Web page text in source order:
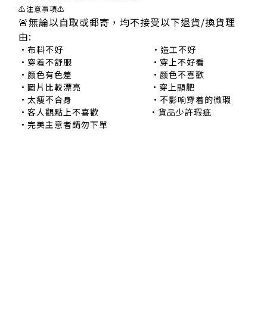
⚠注意事項⚠
🚨無論以自取或郵寄，均不接受以下退貨/換貨理
由:
•布料不好 •造工不好
•穿着不舒服 •穿上不好看
•颜色有色差 •颜色不喜歡
•圖片比較漂亮 •穿上顯肥
•太瘦不合身 •不影响穿着的微瑕
•客人觀點上不喜歡 •貨品少許瑕疵
•完美主意者請勿下單